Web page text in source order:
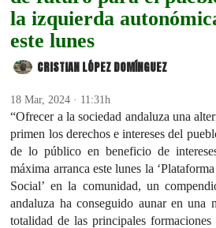
la izquierda
este lunes
CRISTIAN LÓPEZ DOMÍNGUEZ
18 Mar, 2024 · 11:31h
“Ofrecer a la sociedad andaluza una
primen los derechos e intereses del
de lo público en beneficio de
máxima arranca este lunes la
Social’ en la comunidad, un
andaluza ha conseguido aunar en una
totalidad de las principales